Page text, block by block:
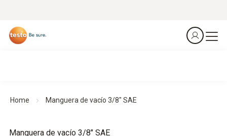
Home Manguera de vacío 3/8" SAE
Manguera de vacío 3/8" SAE